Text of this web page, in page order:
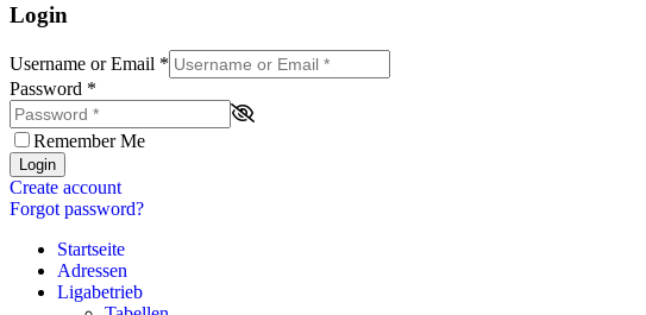
Login
Username or Email *
Password *
Remember Me
Login
Create account
Forgot password?
Startseite
Adressen
Ligabetrieb